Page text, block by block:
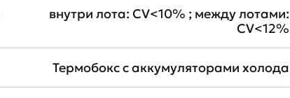
внутри лота: CV<10% ; между лотами:
CV<12%
Термобокс с аккумуляторами холода